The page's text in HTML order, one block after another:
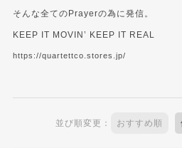
そんな全てのPrayerの為に発信。
KEEP IT MOVIN’ KEEP IT REAL
https://quartettco.stores.jp/
並び順変更： おすすめ順